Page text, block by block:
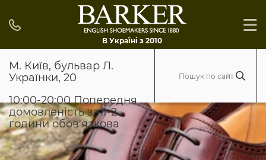
В Україні з 2010
М. Київ, бульвар Л.
Українки, 20
10:00-20:00 Попередня
домовленість за 1-2
години обов'язкова